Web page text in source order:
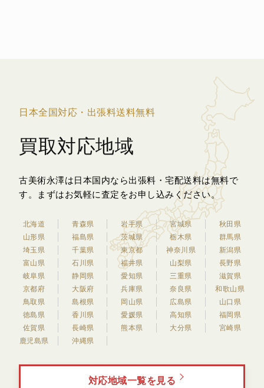
日本全国対応・出張料送料無料
買取対応地域
古美術永澤は日本国内なら出張料・宅配送料は無料で
す。
まずはお気軽に査定をお申し込みください。
北海道 青森県 岩手県 宮城県
秋田県
山形県
福島県 茨城県 栃木県
群馬県
埼玉県
千葉県 東京都 神奈川県
新潟県
富山県
石川県 福井県 山梨県
長野県
岐阜県
静岡県 愛知県 三重県
滋賀県
京都府
大阪府 兵庫県 奈良県
和歌山県
鳥取県
島根県 岡山県 広島県
山口県
徳島県
香川県 愛媛県 高知県
福岡県
佐賀県
長崎県 熊本県 大分県
宮崎県
鹿児島県
沖縄県
対応地域一覧を見る